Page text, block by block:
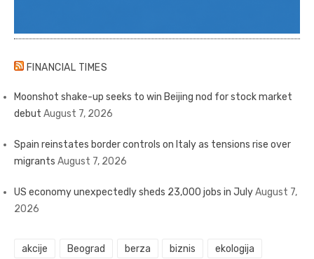
FINANCIAL TIMES
Moonshot shake-up seeks to win Beijing nod for stock market
debut August 7, 2026
Spain reinstates border controls on Italy as tensions rise over
migrants August 7, 2026
US economy unexpectedly sheds 23,000 jobs in JulyAugust 7,
2026
akcije Beograd berza biznis ekologija